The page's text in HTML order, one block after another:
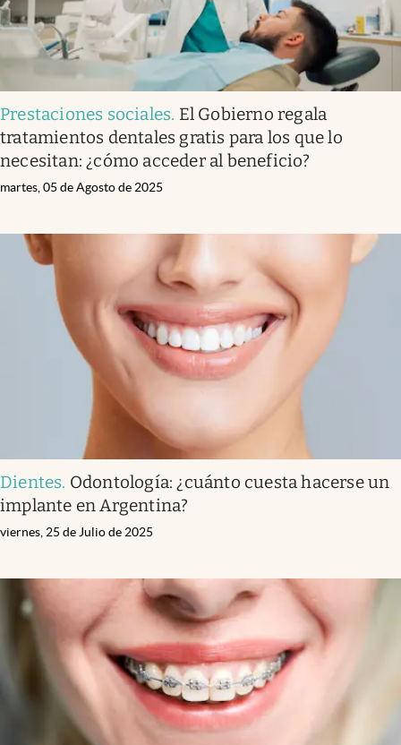
Prestaciones sociales. El Gobierno regala
tratamientos dentales gratis para los que lo
necesitan: ¿cómo acceder al beneficio?
martes, 05 de Agosto de 2025
Dientes. Odontología: ¿cuánto cuesta hacerse un
implante en Argentina?
viernes, 25 de Julio de 2025